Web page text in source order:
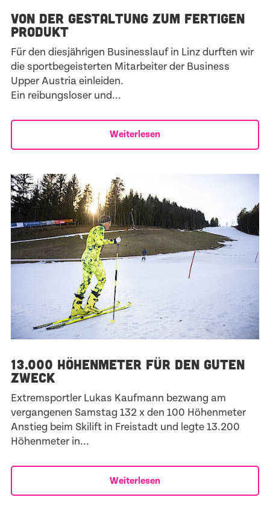
VON DER GESTALTUNG ZUM FERTIGEN
PRODUKT
Für den diesjährigen Businesslauf in Linz durften wir
die sportbegeisterten Mitarbeiter der Business
Upper Austria einleiden.
Ein reibungsloser und...
Weiterlesen
13.000 HÖHENMETER FÜR DEN GUTEN
ZWECK
Extremsportler Lukas Kaufmann bezwang am
vergangenen Samstag 132 x den 100 Höhenmeter
Anstieg beim Skilift in Freistadt und legte 13.200
Höhenmeter in...
Weiterlesen